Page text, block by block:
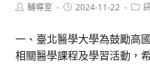
Post輔導室
Post2024-11-22
Post
一、臺北醫學大學為鼓勵高
相關醫學課程及學習活動，